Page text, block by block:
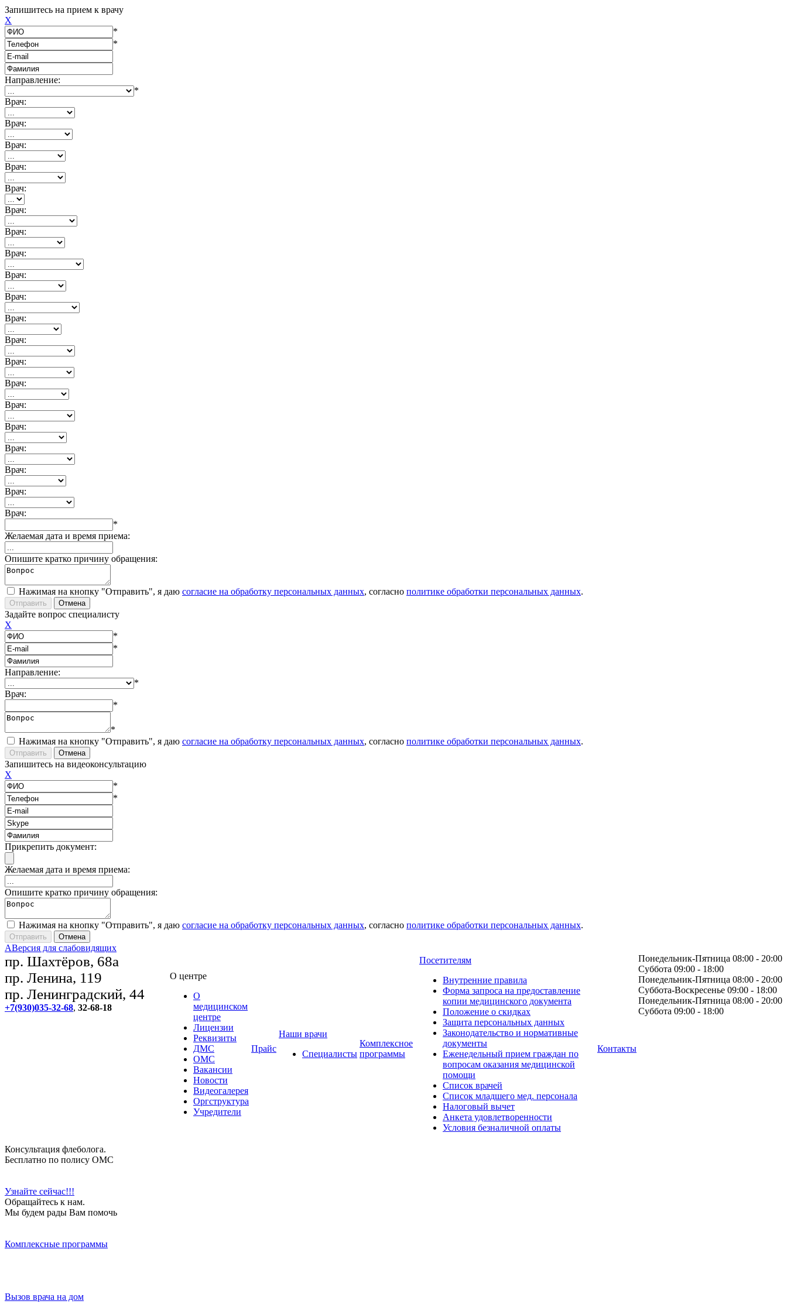
Запишитесь на прием к врачу
X
*
*
Направление:
*
Врач:
Врач:
Врач:
Врач:
Врач:
Врач:
Врач:
Врач:
Врач:
Врач:
Врач:
Врач:
Врач:
Врач:
Врач:
Врач:
Врач:
Врач:
Врач:
Врач:
*
Желаемая дата и время приема:
Опишите кратко причину обращения:
Нажимая на кнопку "Отправить", я даю согласие на обработку персональных данных, согласно политике обработки персональных данных.
Задайте вопрос специалисту
X
*
*
Направление:
*
Врач:
*
*
Нажимая на кнопку "Отправить", я даю согласие на обработку персональных данных, согласно политике обработки персональных данных.
Запишитесь на видеоконсультацию
X
*
*
Прикрепить документ:
Желаемая дата и время приема:
Опишите кратко причину обращения:
Нажимая на кнопку "Отправить", я даю согласие на обработку персональных данных, согласно политике обработки персональных данных.
AВерсия для слабовидящих
пр. Шахтёров, 68а
пр. Ленина, 119
пр. Ленинградский, 44
+7(930)035-32-68, 32-68-18
Понедельник-Пятница 08:00 - 20:00
Суббота 09:00 - 18:00
Понедельник-Пятница 08:00 - 20:00
Суббота-Воскресенье 09:00 - 18:00
Понедельник-Пятница 08:00 - 20:00
Суббота 09:00 - 18:00
О центре
О
медицинском
центре
Лицензии
Реквизиты
ДМС
ОМС
Вакансии
Новости
Видеогалерея
Оргструктура
Учредители
Прайс
Наши врачи
Специалисты
Комплексное
программы
Посетителям
Внутренние правила
Форма запроса на предоставление
копии медицинского документа
Положение о скидках
Защита персональных данных
Законодательство и нормативные
документы
Еженедельный прием граждан по
вопросам оказания медицинской
помощи
Список врачей
Список младшего мед. персонала
Налоговый вычет
Анкета удовлетворенности
Условия безналичной оплаты
Контакты
Консультация флеболога.
Бесплатно по полису ОМС
Узнайте сейчас!!!
Обращайтесь к нам.
Мы будем рады Вам помочь
Комплексные программы
Вызов врача на дом